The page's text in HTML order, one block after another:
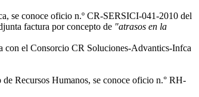
se conoce oficio n.º CR-SERSICI-041-2010 del
factura por concepto de "atrasos en la
con el Consorcio CR Soluciones-Advantics-Infca
de Recursos Humanos, se conoce oficio n.° RH-